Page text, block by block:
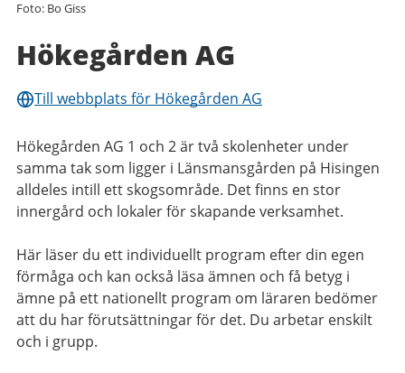
Foto: Bo Giss
Hökegården AG
Till webbplats för Hökegården AG
Hökegården AG 1 och 2 är två skolenheter under
samma tak som ligger i Länsmansgården på Hisingen
alldeles intill ett skogsområde. Det finns en stor
innergård och lokaler för skapande verksamhet.
Här läser du ett individuellt program efter din egen
förmåga och kan också läsa ämnen och få betyg i
ämne på ett nationellt program om läraren bedömer
att du har förutsättningar för det. Du arbetar enskilt
och i grupp.